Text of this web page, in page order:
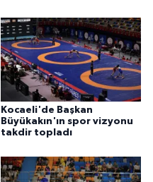
Kocaeli'de Başkan
Büyükakın'ın spor vizyonu
takdir topladı